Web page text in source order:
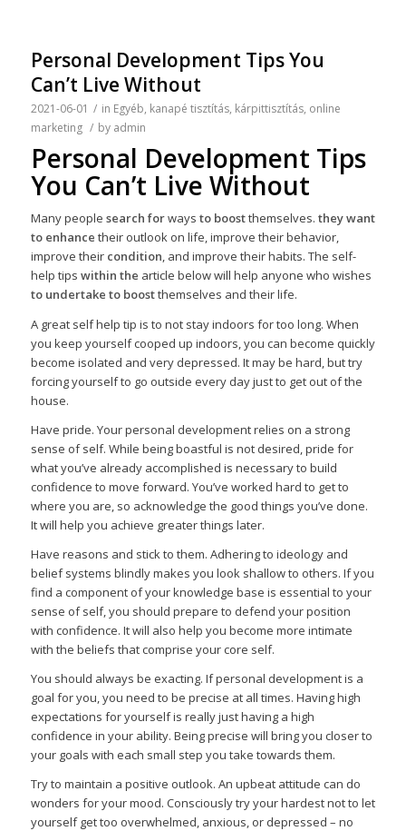
Personal Development Tips You
Can’t Live Without
2021-06-01 / in Egyéb, kanapé tisztítás, kárpittisztítás, online
marketing / by admin
Personal Development Tips
You Can’t Live Without
Many people search forways to boostthemselves. they want
to enhance their outlook on life, improve their behavior,
improve their condition, and improve their habits. The self-
help tips within the article below will help anyone who wishes
to undertake to boostthemselves and their life.
A great self help tip is to not stay indoors for too long. When
you keep yourself cooped up indoors, you can become quickly
become isolated and very depressed. It may be hard, but try
forcing yourself to go outside every day just to get out of the
house.
Have pride. Your personal development relies on a strong
sense of self. While being boastful is not desired, pride for
what you’ve already accomplished is necessary to build
confidence to move forward. You’ve worked hard to get to
where you are, so acknowledge the good things you’ve done.
It will help you achieve greater things later.
Have reasons and stick to them. Adhering to ideology and
belief systems blindly makes you look shallow to others. If you
find a component of your knowledge base is essential to your
sense of self, you should prepare to defend your position
with confidence. It will also help you become more intimate
with the beliefs that comprise your core self.
You should always be exacting. If personal development is a
goal for you, you need to be precise at all times. Having high
expectations for yourself is really just having a high
confidence in your ability. Being precise will bring you closer to
your goals with each small step you take towards them.
Try to maintain a positive outlook. An upbeat attitude can do
wonders for your mood. Consciously try your hardest not to let
yourself get too overwhelmed, anxious, or depressed – no